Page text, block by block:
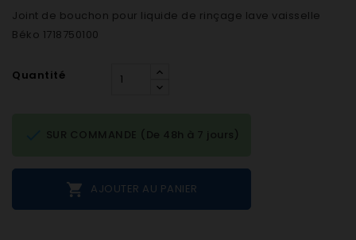
Joint de bouchon pour liquide de rinçage lave vaisselle
Béko 1718750100
Quantité
 AJOUTER AU PANIER
SUR COMMANDE (De 48h à 7 jours)